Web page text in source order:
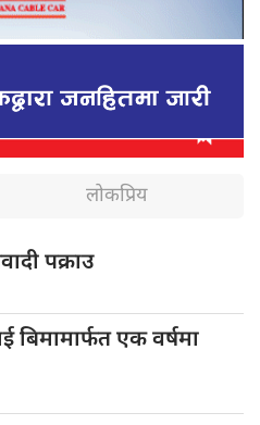
लोकप्रिय
पक्राउ
बिमामार्फत एक वर्षमा